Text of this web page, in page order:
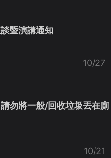
暨演講通知
10/27
勿將一般/回收垃圾丟在廁
10/21